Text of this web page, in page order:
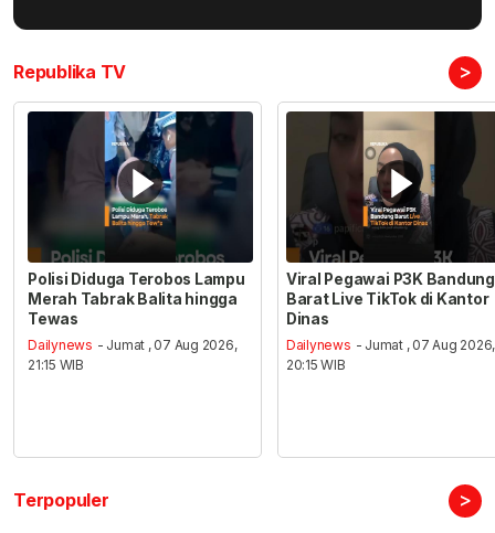
Republika TV >
Polisi Diduga Terobos Lampu
Merah Tabrak Balita hingga
Tewas
Dailynews - Jumat , 07 Aug 2026,
21:15 WIB
Viral Pegawai P3K Bandung
Barat Live TikTok di Kantor
Dinas
Dailynews - Jumat , 07 Aug 2026,
20:15 WIB
Terpopuler >